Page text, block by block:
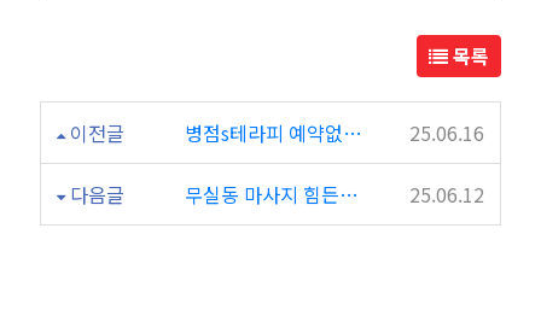
목록
이전글 병점s테라피 예약없이 가기 힘든 인기 마사지샵 25.06.16
다음글 무실동 마사지 힘든하루 감성테라피가 필요할땐 꽃테라피 25.06.12